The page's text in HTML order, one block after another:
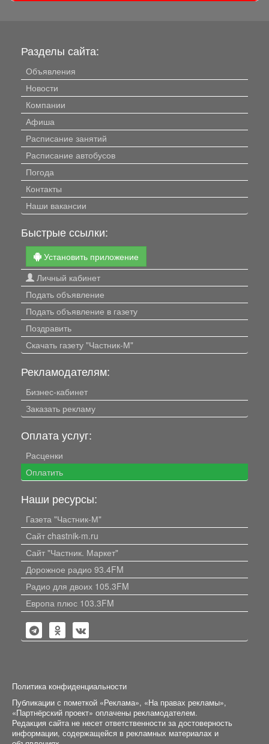
Разделы сайта:
Объявления
Новости
Компании
Афиша
Расписание занятий
Расписание автобусов
Погода
Контакты
Наши вакансии
Быстрые ссылки:
Установить приложение
Личный кабинет
Подать объявление
Подать объявление в газету
Поздравить
Скачать газету "Частник-М"
Рекламодателям:
Бизнес-кабинет
Заказать рекламу
Оплата услуг:
Расценки
Оплатить
Наши ресурсы:
Газета "Частник-М"
Сайт chastnik-m.ru
Сайт "Частник. Маркет"
Дорожное радио 93.4FM
Радио для двоих 105.3FM
Европа плюс 103.3FM
Политика конфиденциальности
Публикации с пометкой «Реклама», «На правах рекламы»,
«Партнёрский проект» оплачены рекламодателем.
Редакция сайта не несет ответственности за достоверность
информации, содержащейся в рекламных материалах и